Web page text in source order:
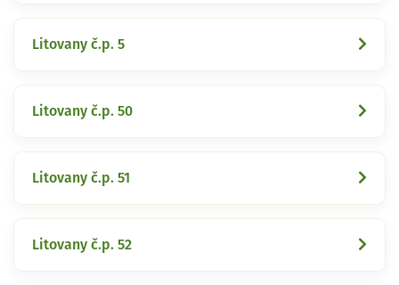
Litovany č.p. 5
Litovany č.p. 50
Litovany č.p. 51
Litovany č.p. 52